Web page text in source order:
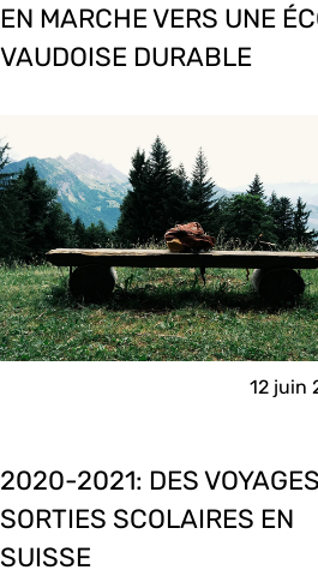
EN MARCHE VERS UNE
VAUDOISE DURABLE
12 juin
2020-2021: DES
SORTIES SCOLAIRES EN
SUISSE